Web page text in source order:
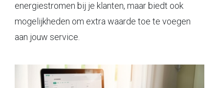
energiestromen bij je klanten, maar biedt ook
mogelijkheden om extra waarde toe te voegen
aan jouw service.